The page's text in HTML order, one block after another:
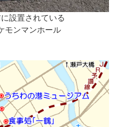
設置されている
モンマンホール